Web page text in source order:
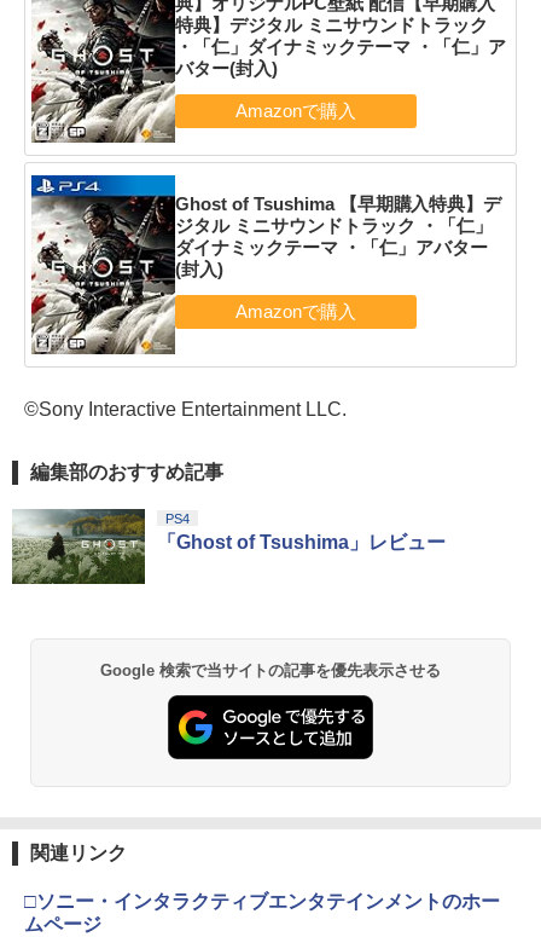
特典】デジタル ミニサウンドトラック
・「仁」ダイナミックテーマ ・「仁」ア
バター(封入)
Ghost of Tsushima 【早期購入特典】デ
ジタル ミニサウンドトラック ・「仁」
ダイナミックテーマ ・「仁」アバター
(封入)
©Sony Interactive Entertainment LLC.
編集部のおすすめ記事
PS4
「Ghost of Tsushima」レビュー
Google 検索で当サイトの記事を優先表示させる
関連リンク
□ソニー・インタラクティブエンタテインメントのホー
ムページ